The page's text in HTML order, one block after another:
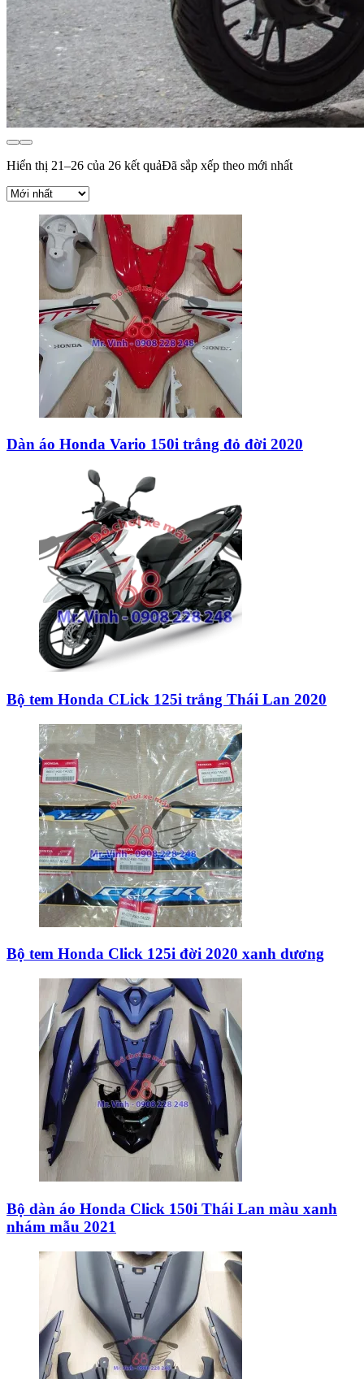
Hiển thị 21–26 của 26 kết quảĐã sắp xếp theo mới nhất
Dàn áo Honda Vario 150i trắng đỏ đời 2020
Bộ tem Honda CLick 125i trắng Thái Lan 2020
Bộ tem Honda Click 125i đời 2020 xanh dương
Bộ dàn áo Honda Click 150i Thái Lan màu xanh
nhám mẫu 2021